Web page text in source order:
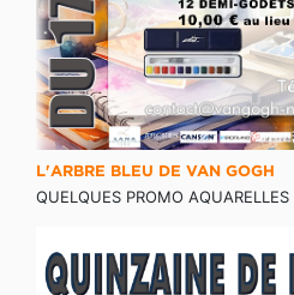
L'ARBRE BLEU DE VAN GOGH
QUELQUES PROMO AQUARELLES